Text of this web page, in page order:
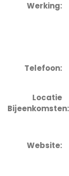
Werking
Telefoon
Locatie
Bijeenkomsten
Website